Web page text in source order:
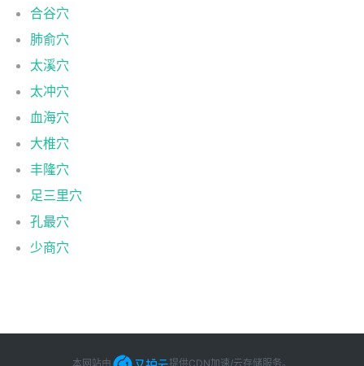
合谷穴
肺俞穴
太溪穴
太冲穴
血海穴
大椎穴
丰隆穴
足三里穴
孔最穴
少商穴
本网站由 提供CDN加速/云存储服务。